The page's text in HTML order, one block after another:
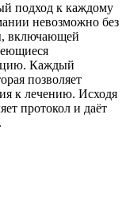
подход к каждому
невозможно без
включающей
Каждый
позволяет
к лечению. Исходя
протокол и даёт